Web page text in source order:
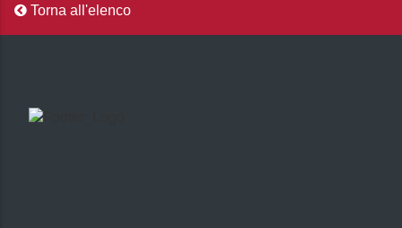
Torna all'elenco